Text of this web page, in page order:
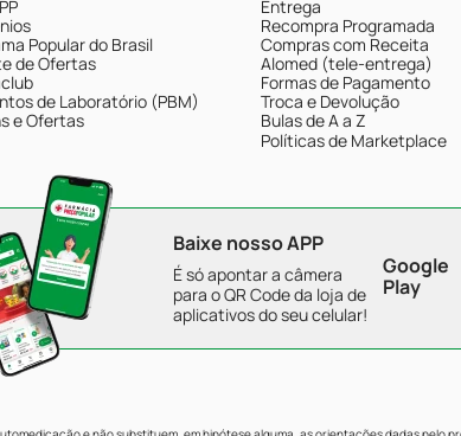
Popular do Brasil
de Ofertas
de Laboratório (PBM)
e Ofertas
Entrega
Recompra Programada
Compras com Receita
Alomed (tele-entrega)
Formas de Pagamento
Troca e Devolução
Bulas de A a Z
Políticas de Marketplace
Baixe nosso APP
É só apontar a câmera
para o QR Code da loja de
aplicativos do seu celular!
Google
Play